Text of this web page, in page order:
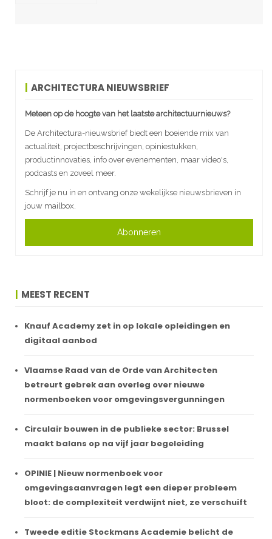
ARCHITECTURA NIEUWSBRIEF
Meteen op de hoogte van het laatste architectuurnieuws?
De Architectura-nieuwsbrief biedt een boeiende mix van
actualiteit, projectbeschrijvingen, opiniestukken,
productinnovaties, info over evenementen, maar video's,
podcasts en zoveel meer.
Schrijf je nu in en ontvang onze wekelijkse nieuwsbrieven in
jouw mailbox.
Abonneren
MEEST RECENT
Knauf Academy zet in op lokale opleidingen en
digitaal aanbod
Vlaamse Raad van de Orde van Architecten
betreurt gebrek aan overleg over nieuwe
normenboeken voor omgevingsvergunningen
Circulair bouwen in de publieke sector: Brussel
maakt balans op na vijf jaar begeleiding
OPINIE | Nieuw normenboek voor
omgevingsaanvragen legt een dieper probleem
bloot: de complexiteit verdwijnt niet, ze verschuift
Tweede editie Stockmans Academie belicht de